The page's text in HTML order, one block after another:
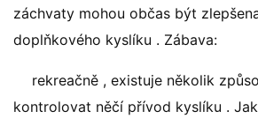
záchvaty mohou občas být
doplňkového kyslíku . Zábava:
rekreačně , existuje několik
kontrolovat něčí přívod kyslíku .